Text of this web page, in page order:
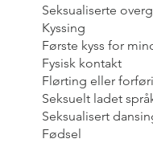
Seksualiserte
Kyssing
Første kyss for
Fysisk kontakt
Flørting eller
Seksuelt ladet
Seksualisert
Fødsel